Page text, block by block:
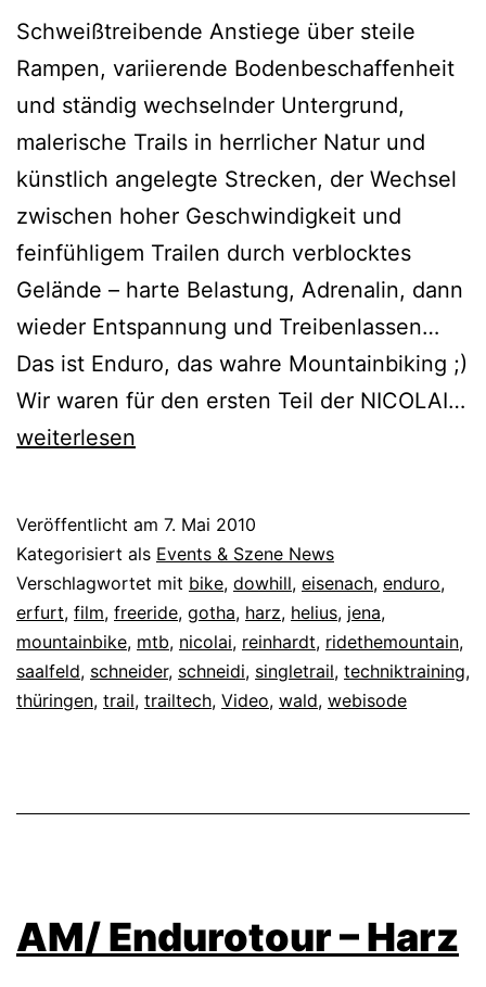
Schweißtreibende Anstiege über steile
Rampen, variierende Bodenbeschaffenheit
und ständig wechselnder Untergrund,
malerische Trails in herrlicher Natur und
künstlich angelegte Strecken, der Wechsel
zwischen hoher Geschwindigkeit und
feinfühligem Trailen durch verblocktes
Gelände – harte Belastung, Adrenalin, dann
wieder Entspannung und Treibenlassen…
Das ist Enduro, das wahre Mountainbiking ;)
Wir waren für den ersten Teil der NICOLAI…
Nicolai
1
weiterlesen
Veröffentlicht am 7. Mai 2010
Kategorisiert als Events & Szene News
Verschlagwortet mit bike, dowhill, eisenach, enduro,
erfurt, film, freeride, gotha, harz, helius, jena,
mountainbike, mtb, nicolai, reinhardt, ridethemountain,
saalfeld, schneider, schneidi, singletrail, techniktraining,
thüringen, trail, trailtech, Video, wald, webisode
AM/ Endurotour – Harz